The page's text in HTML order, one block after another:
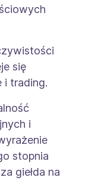
się
i trading.
i
stopnia
giełda na